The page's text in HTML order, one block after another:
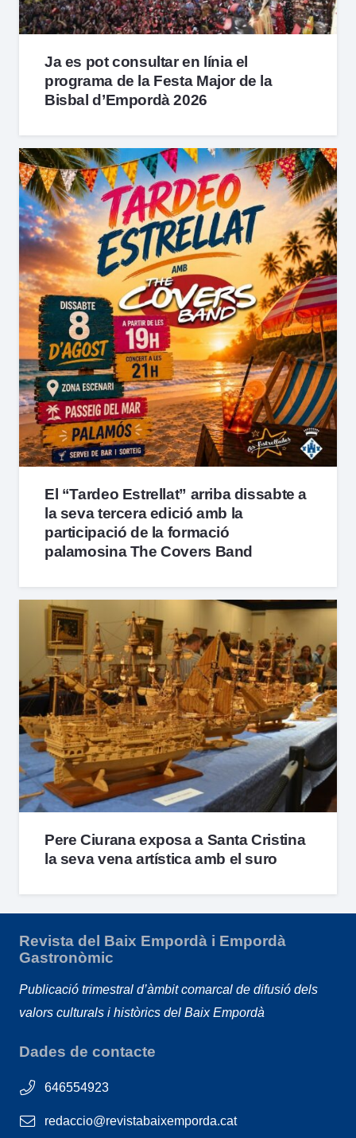
Ja es pot consultar en línia el
programa de la Festa Major de la
Bisbal d’Empordà 2026
El “Tardeo Estrellat” arriba dissabte a
la seva tercera edició amb la
participació de la formació
palamosina The Covers Band
Pere Ciurana exposa a Santa Cristina
la seva vena artística amb el suro
Revista del Baix Empordà i Empordà
Gastronòmic
Publicació trimestral d’àmbit comarcal de difusió dels
valors culturals i històrics del Baix Empordà
Dades de contacte
646554923
redaccio@revistabaixemporda.cat